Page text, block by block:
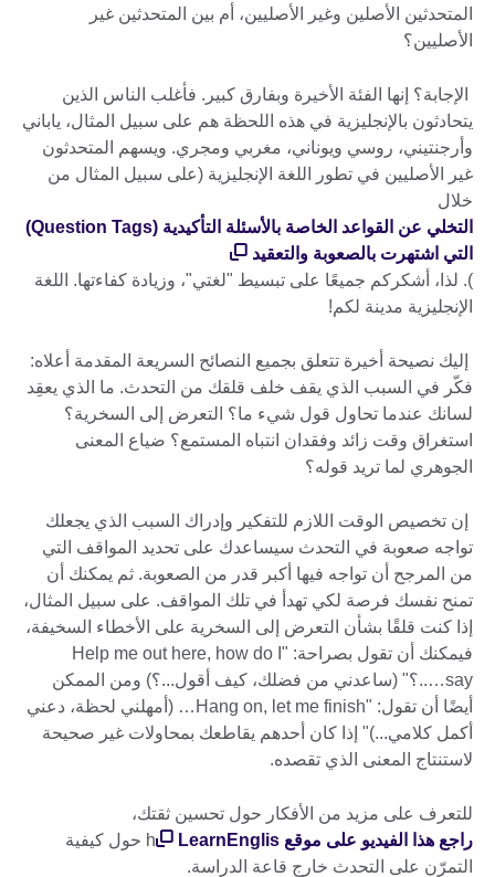
المتحدثين الأصلين وغير الأصليين، أم بين المتحدثين غير
الأصليين؟
الإجابة؟ إنها الفئة الأخيرة وبفارق كبير. فأغلب الناس الذين
يتحادثون بالإنجليزية في هذه اللحظة هم على سبيل المثال، ياباني
وأرجنتيني، روسي ويوناني، مغربي ومجري. ويسهم المتحدثون
غير الأصليين في تطور اللغة الإنجليزية (على سبيل المثال من
خلال
التخلي عن القواعد الخاصة بالأسئلة التأكيدية (Question Tags)
التي اشتهرت بالصعوبة والتعقيد
). لذا، أشكركم جميعًا على تبسيط "لغتي"، وزيادة كفاءتها. اللغة
الإنجليزية مدينة لكم!
إليك نصيحة أخيرة تتعلق بجميع النصائح السريعة المقدمة أعلاه:
فكّر في السبب الذي يقف خلف قلقك من التحدث. ما الذي يعقِد
لسانك عندما تحاول قول شيء ما؟ التعرض إلى السخرية؟
استغراق وقت زائد وفقدان انتباه المستمع؟ ضياع المعنى
الجوهري لما تريد قوله؟
إن تخصيص الوقت اللازم للتفكير وإدراك السبب الذي يجعلك
تواجه صعوبة في التحدث سيساعدك على تحديد المواقف التي
من المرجح أن تواجه فيها أكبر قدر من الصعوبة. ثم يمكنك أن
تمنح نفسك فرصة لكي تهدأ في تلك المواقف. على سبيل المثال،
إذا كنت قلقًا بشأن التعرض إلى السخرية على الأخطاء السخيفة،
فيمكنك أن تقول بصراحة: "Help me out here, how do I
say…..؟" (ساعدني من فضلك، كيف أقول...؟) ومن الممكن
أيضًا أن تقول: "Hang on, let me finish… (أمهلني لحظة، دعني
أكمل كلامي...)" إذا كان أحدهم يقاطعك بمحاولات غير صحيحة
لاستنتاج المعنى الذي تقصده.
للتعرف على مزيد من الأفكار حول تحسين ثقتك،
راجع هذا الفيديو على موقع LearnEnglis
h حول كيفية
التمرّن على التحدث خارج قاعة الدراسة.